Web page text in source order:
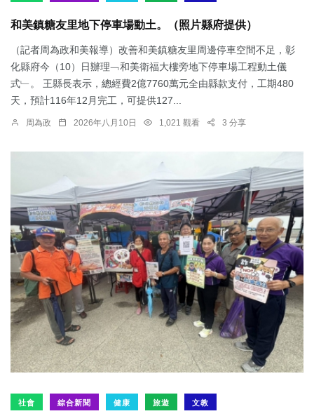
和美鎮糖友里地下停車場動土。（照片縣府提供）
（記者周為政和美報導）改善和美鎮糖友里周邊停車空間不足，彰
化縣府今（10）日辦理﹁和美衛福大樓旁地下停車場工程動土儀
式﹂。 王縣長表示，總經費2億7760萬元全由縣款支付，工期480
天，預計116年12月完工，可提供127...
周為政 2026年八月10日 1,021 觀看 3 分享
社會 綜合新聞 健康 旅遊 文教